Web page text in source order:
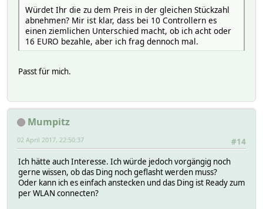
Würdet Ihr die zu dem Preis in der gleichen Stückzahl
abnehmen? Mir ist klar, dass bei 10 Controllern es
einen ziemlichen Unterschied macht, ob ich acht oder
16 EURO bezahle, aber ich frag dennoch mal.
Passt für mich.
Mumpitz
#14
02 April 2017, 22:50:37
Ich hätte auch Interesse. Ich würde jedoch vorgängig noch
gerne wissen, ob das Ding noch geflasht werden muss?
Oder kann ich es einfach anstecken und das Ding ist Ready zum
per WLAN connecten?